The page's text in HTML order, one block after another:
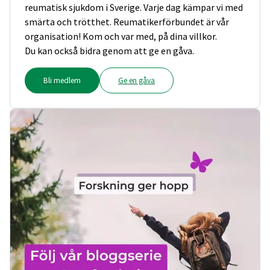
reumatisk sjukdom i Sverige. Varje dag kämpar vi med
smärta och trötthet. Reumatikerförbundet är vår
organisation! Kom och var med, på dina villkor.
Du kan också bidra genom att ge en gåva.
Bli medlem Ge en gåva